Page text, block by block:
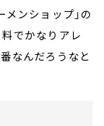
メンショップ」の
でかなりアレ
なんだろうなと